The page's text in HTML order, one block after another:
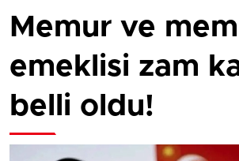
Memur ve
emeklisi zam
belli oldu!